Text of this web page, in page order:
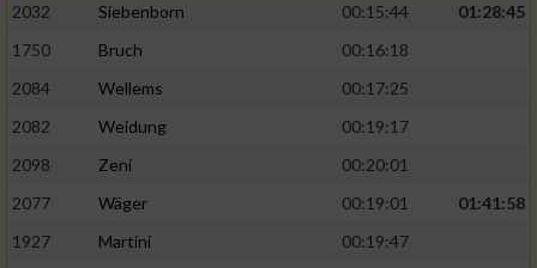
2032 Siebenborn 00:15:44
01:28:45
1750
Bruch
00:16:18
2084
Wellems
00:17:25
2082
Weidung
00:19:17
2098
Zeni
00:20:01
2077
Wäger 00:19:01
01:41:58
1927
Martini
00:19:47